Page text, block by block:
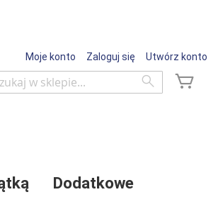
Moje konto Zaloguj się Utwórz konto
Wyszukaj
Dodatkowe